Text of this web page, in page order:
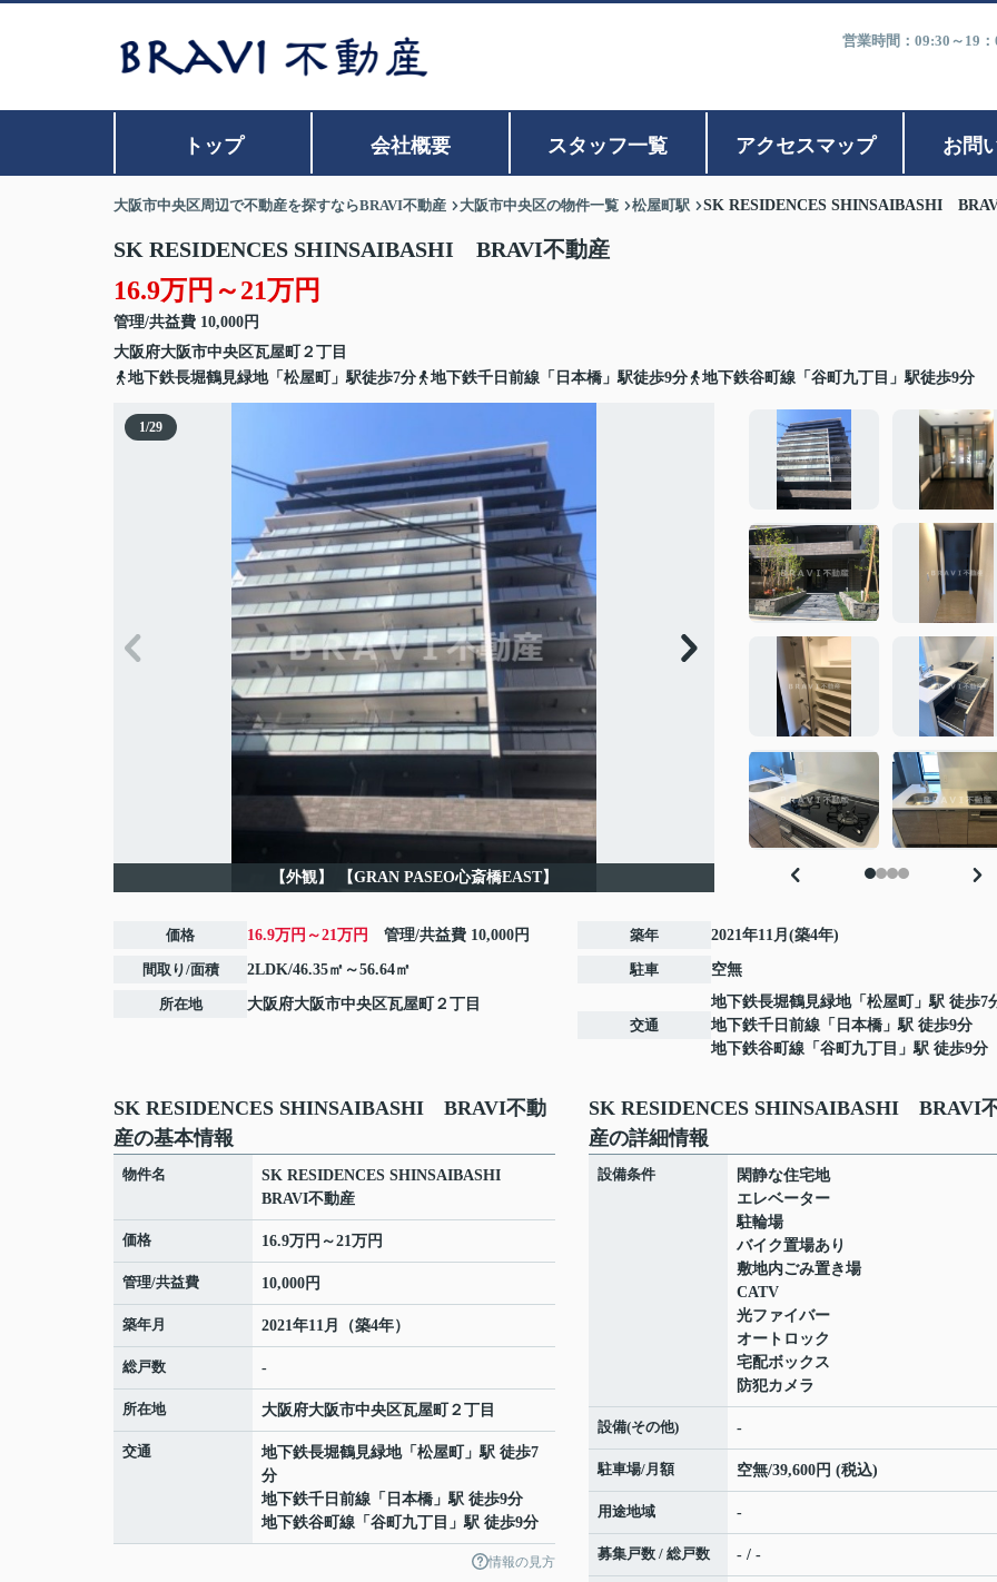
営業時間：09:30～19
トップ 会社概要 スタッフ一覧 アクセスマップ お問
大阪市中央区周辺で不動産を探すならBRAVI不動産 大阪市中央区の物件一覧 松屋町駅 SK RESIDENCES SHINSAIBASHI
SK RESIDENCES SHINSAIBASHI BRAVI不動産
16.9万円～21万円
管理/共益費 10,000円
大阪府大阪市中央区瓦屋町
２丁目
地下鉄長堀鶴見緑地「松屋町」駅徒歩7分
地下鉄千日前線「日本橋」駅徒歩9分 地下鉄谷町線「谷町九丁目」駅徒歩9分
1/29
【外観】 【GRAN PASEO心斎橋EAST】
価格 16.9万円～21万円 管理/共益費 10,000円
間取り/面積 2LDK/46.35㎡～56.64㎡
所在地 大阪府大阪市中央区瓦屋町 ２丁目
築年 2021年11月(築4年)
駐車 空無
交通
地下鉄長堀鶴見緑地「 松屋町
」駅 徒歩7
地下鉄千日前線 「 日本橋 」駅 徒歩9分
地下鉄谷町線 「 谷町九丁目 」駅 徒歩9分
SK RESIDENCES SHINSAIBASHI BRAVI不動
産の基本情報
物件名
SK RESIDENCES SHINSAIBASHI
BRAVI不動産
価格 16.9万円～21万円
管理/共益費 10,000円
築年月 2021年11月（築4年）
総戸数 -
所在地 大阪府大阪市中央区瓦屋町 ２丁目
交通 地下鉄長堀鶴見緑地「 松屋町
」駅 徒歩7
分
地下鉄千日前線 「 日本橋 」駅 徒歩9分
地下鉄谷町線 「 谷町九丁目 」駅 徒歩9分
情報の見方
SK RESIDENCES SHINSAIBASHI BRAVI
産の詳細情報
設備条件
閑静な住宅地
エレベーター
駐輪場
バイク置場あり
敷地内ごみ置き場
CATV
光ファイバー
オートロック
宅配ボックス
防犯カメラ
設備(その他) -
駐車場/月額 空無/39,600円 (税込)
用途地域 -
募集戸数 / 総戸数 - / -